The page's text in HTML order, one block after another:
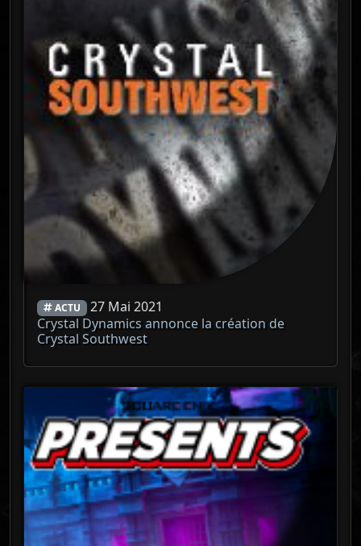
ACTU 27 Mai 2021
Crystal Dynamics annonce la création de
Crystal Southwest